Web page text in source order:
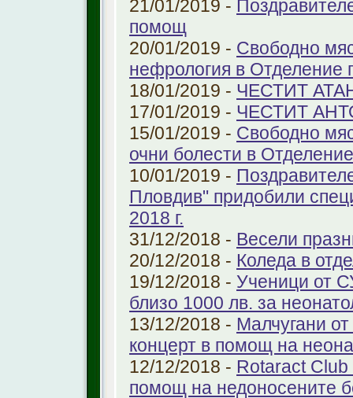
21/01/2019 -
помощ
20/01/2019 - Свободно
нефрология в Отделение
18/01/2019 - ЧЕСТИТ
17/01/2019 - ЧЕСТИТ
15/01/2019 - Свободно
очни болести в
10/01/2019 -
Пловдив" придобили
2018 г.
31/12/2018 - Весели
20/12/2018 - Коледа в
19/12/2018 - Ученици от
близо 1000 лв. за
13/12/2018 - Малчугани
концерт в помощ на
12/12/2018 - Rotaract Club
помощ на недоносените